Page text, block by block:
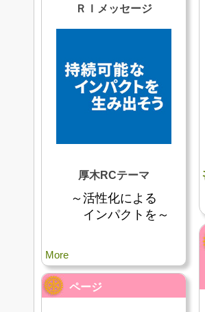
ＲＩメッセージ
厚木RCテーマ
～活性化による
インパクトを～
More
ページ